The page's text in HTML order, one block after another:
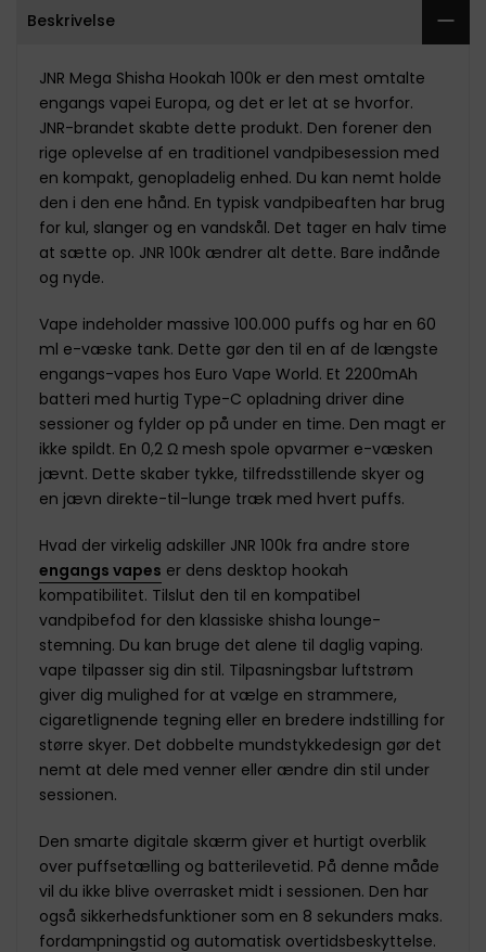
Beskrivelse
JNR Mega Shisha Hookah 100k er den mest omtalte
engangs vapei Europa, og det er let at se hvorfor.
JNR-brandet skabte dette produkt. Den forener den
rige oplevelse af en traditionel vandpibesession med
en kompakt, genopladelig enhed. Du kan nemt holde
den i den ene hånd. En typisk vandpibeaften har brug
for kul, slanger og en vandskål. Det tager en halv time
at sætte op. JNR 100k ændrer alt dette. Bare indånde
og nyde.
Vape indeholder massive 100.000 puffs og har en 60
ml e-væske tank. Dette gør den til en af de længste
engangs-vapes hos Euro Vape World. Et 2200mAh
batteri med hurtig Type-C opladning driver dine
sessioner og fylder op på under en time. Den magt er
ikke spildt. En 0,2 Ω mesh spole opvarmer e-væsken
jævnt. Dette skaber tykke, tilfredsstillende skyer og
en jævn direkte-til-lunge træk med hvert puffs.
Hvad der virkelig adskiller JNR 100k fra andre store
engangs vapes er dens desktop hookah
kompatibilitet. Tilslut den til en kompatibel
vandpibefod for den klassiske shisha lounge-
stemning. Du kan bruge det alene til daglig vaping.
vape tilpasser sig din stil. Tilpasningsbar luftstrøm
giver dig mulighed for at vælge en strammere,
cigaretlignende tegning eller en bredere indstilling for
større skyer. Det dobbelte mundstykkedesign gør det
nemt at dele med venner eller ændre din stil under
sessionen.
Den smarte digitale skærm giver et hurtigt overblik
over puffsetælling og batterilevetid. På denne måde
vil du ikke blive overrasket midt i sessionen. Den har
også sikkerhedsfunktioner som en 8 sekunders maks.
fordampningstid og automatisk overtidsbeskyttelse.